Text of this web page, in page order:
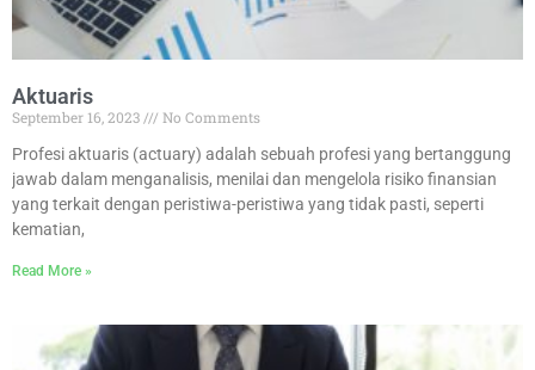
Aktuaris
September 16, 2023
No Comments
Profesi aktuaris (actuary) adalah sebuah profesi yang bertanggung
jawab dalam menganalisis, menilai dan mengelola risiko finansian
yang terkait dengan peristiwa-peristiwa yang tidak pasti, seperti
kematian,
Read More »